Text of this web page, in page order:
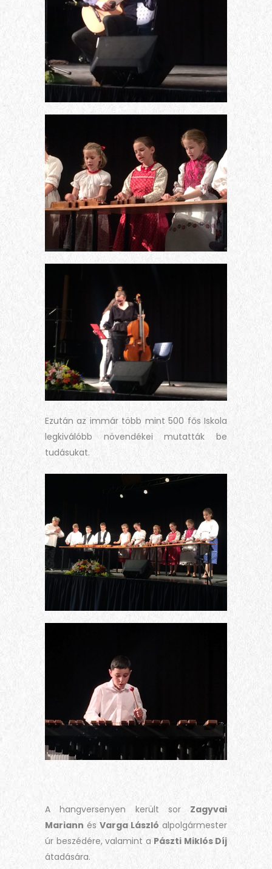
Ezután az immár több mint 500 fős Iskola
legkiválóbb növendékei mutatták be
tudásukat.
A hangversenyen került sor Zagyvai
Mariann és Varga László alpolgármester
úr beszédére, valamint a Pászti Miklós Díj
átadására.